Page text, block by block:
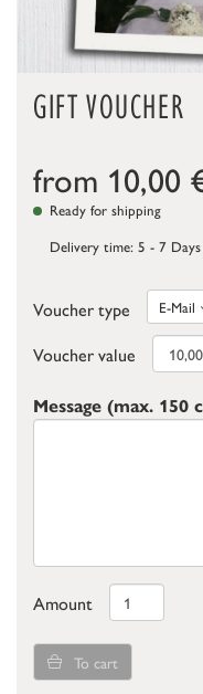
GIFT VOUCHER
from 10,00
Ready for shipping
Delivery time: 5 - 7 Days
Voucher type E-Mail
Voucher value
Message (max. 150
Amount
To cart